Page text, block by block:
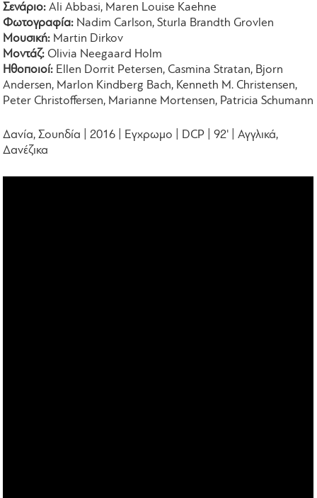
Σενάριο: Ali Abbasi, Maren Louise Kaehne
Φωτογραφία: Nadim Carlson, Sturla Brandth Grovlen
Μουσική: Martin Dirkov
Μοντάζ: Olivia Neegaard Holm
Ηθοποιοί: Ellen Dorrit Petersen, Casmina Stratan, Bjorn
Andersen, Marlon Kindberg Bach, Kenneth M. Christensen,
Peter Christoffersen, Marianne Mortensen, Patricia Schumann
Δανία, Σουηδία | 2016 | Εγχρωμο | DCP | 92' | Αγγλικά,
Δανέζικα